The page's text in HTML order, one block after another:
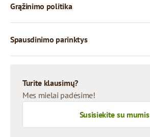
Grąžinimo politika
Spausdinimo parinktys
Turite klausimų?
Mes mielai padėsime!
Susisiekite su mumis